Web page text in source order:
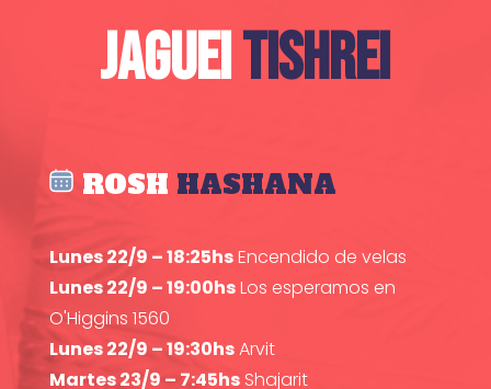
JAGUEITISHREI
ROSH HASHANA
Lunes 22/9 – 18:25hsEncendido de velas
Lunes 22/9 – 19:00hsLos esperamos en
O'Higgins 1560
Lunes 22/9 – 19:30hsArvit
Martes 23/9 – 7:45hsShajarit